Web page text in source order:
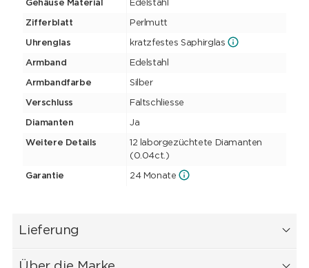
Gehäuse Material Edelstahl
Zifferblatt Perlmutt
Uhrenglas kratzfestes Saphirglas
Armband Edelstahl
Armbandfarbe Silber
Verschluss Faltschliesse
Diamanten Ja
Weitere Details
12 laborgezüchtete Diamanten
(0.04ct.)
Garantie 24 Monate
Lieferung